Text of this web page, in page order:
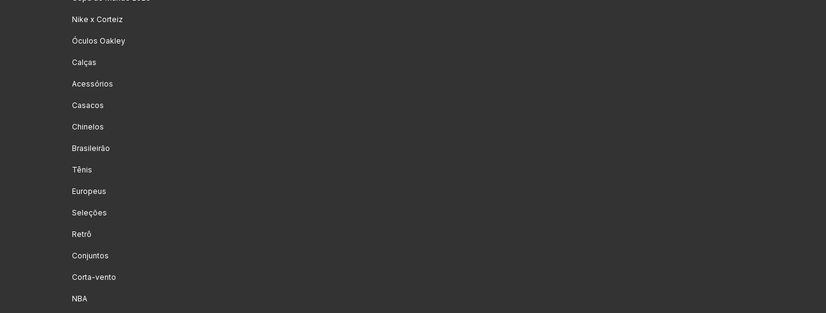
Nike x Corteiz
Óculos Oakley
Calças
Acessórios
Casacos
Chinelos
Brasileirão
Tênis
Europeus
Seleções
Retrô
Conjuntos
Corta-vento
NBA